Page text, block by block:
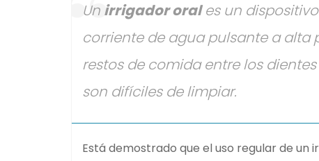
Un irrigador orales un
corriente de agua pulsante a
restos de comida entre los
son difíciles de limpiar.
Está demostrado que el uso regular de un